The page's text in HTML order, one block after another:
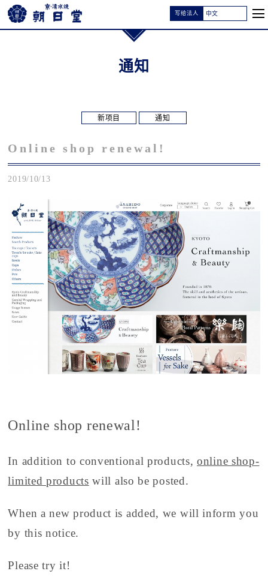
写给法人
通知
新项目 通知
Online shop renewal!
2019/10/13
Online shop renewal!
In addition to conventional products,online shop-
limited products will also be posted.
When a new product is added, we will inform you
by this notice.
Please try it!